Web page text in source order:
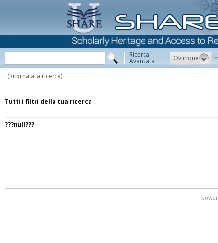
Ricerca
Avanzata Ovunque
(Ritorna alla ricerca)
Tutti i filtri della tua ricerca
???null???